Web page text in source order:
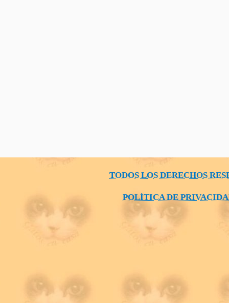
TODOS LOS DERECHOS
POLÍTICA DE